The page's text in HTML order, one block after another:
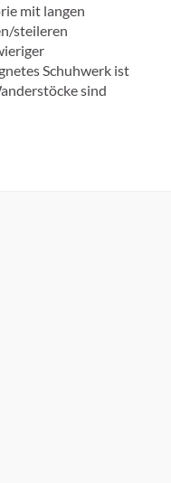
mit langen
steileren
Schuhwerk ist
sind